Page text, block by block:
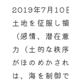
2019年7月10
土地を征服し
（感情、潜在
力（土的な秩
がほのめかさ
は、海を制御